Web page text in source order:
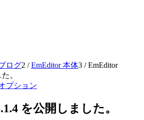
ログ2 / EmEditor 本体3 / EmEditor
。
を公開しました。